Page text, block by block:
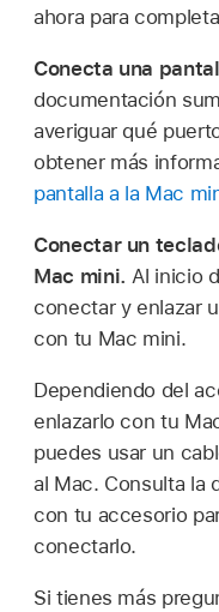
ahora para
Conecta una
documentación
averiguar qué
obtener más
pantalla a la Mac
Conectar un
Mac mini.Al inicio
conectar y enlazar
con tu Mac mini.
Dependiendo del
enlazarlo con tu
puedes usar un
al Mac. Consulta la
con tu accesorio
conectarlo.
Si tienes más